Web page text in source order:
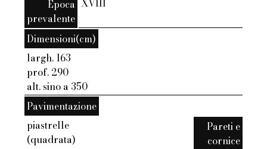
Epoca
prevalente
XVIII
Dimensioni(cm)
largh. 163
prof. 290
alt. sino a 350
Pavimentazione
piastrelle
(quadrata)
Pareti e
cornice